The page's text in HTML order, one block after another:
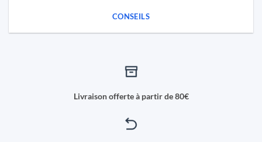
CONSEILS
Livraison offerte à partir de 80€